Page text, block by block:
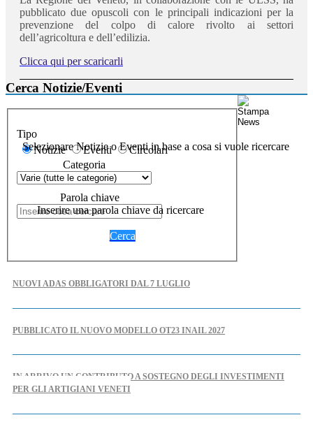
pubblicato due opuscoli con le principali indicazioni per la
prevenzione del colpo di calore rivolto ai settori
dell’agricoltura e dell’edilizia.
Clicca qui per scaricarli
Cerca Notizie/Eventi
Tipo
Selezionare Notizie o Eventi in base a cosa si vuole ricercare
Notizie Eventi
Circolari
Categoria
Parola chiave
Inserire una parola chiave da ricercare
Cerca
NUOVI ADAS OBBLIGATORI DAL 7 LUGLIO
PUBBLICATO IL NUOVO MODELLO OT23 INAIL 2027
IN ARRIVO UN CONTRIBUTO A SOSTEGNO DEGLI INVESTIMENTI
PER GLI ARTIGIANI VENETI